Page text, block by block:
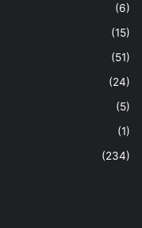
(6)
(15)
(51)
(24)
(5)
(1)
(234)